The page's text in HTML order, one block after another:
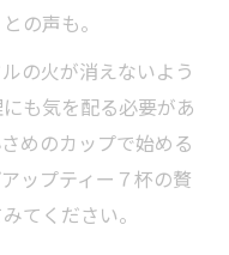
の声も。
の火が消えないよう
も気を配る必要があ
めのカップで始める
ップティー７杯の贅
てください。